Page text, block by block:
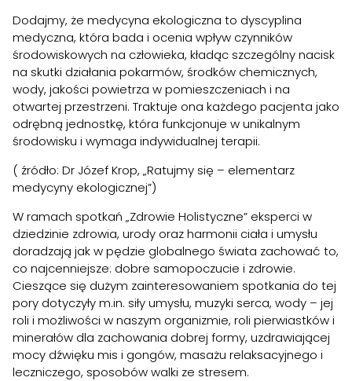
Dodajmy, że medycyna ekologiczna to dyscyplina
medyczna, która bada i ocenia wpływ czynników
środowiskowych na człowieka, kładąc szczególny nacisk
na skutki działania pokarmów, środków chemicznych,
wody, jakości powietrza w pomieszczeniach i na
otwartej przestrzeni. Traktuje ona każdego pacjenta jako
odrębną jednostkę, która funkcjonuje w unikalnym
środowisku i wymaga indywidualnej terapii.
( źródło: Dr Józef Krop, „Ratujmy się – elementarz
medycyny ekologicznej”)
W ramach spotkań „Zdrowie Holistyczne” eksperci w
dziedzinie zdrowia, urody oraz harmonii ciała i umysłu
doradzają jak w pędzie globalnego świata zachować to,
co najcenniejsze: dobre samopoczucie i zdrowie.
Cieszące się dużym zainteresowaniem spotkania do tej
pory dotyczyły m.in. siły umysłu, muzyki serca, wody – jej
roli i możliwości w naszym organizmie, roli pierwiastków i
minerałów dla zachowania dobrej formy, uzdrawiającej
mocy dźwięku mis i gongów, masażu relaksacyjnego i
leczniczego, sposobów walki ze stresem.